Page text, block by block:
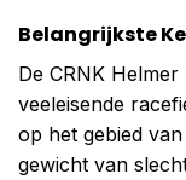
Belangrijkste
De CRNK
veeleisende
op het gebied
gewicht van